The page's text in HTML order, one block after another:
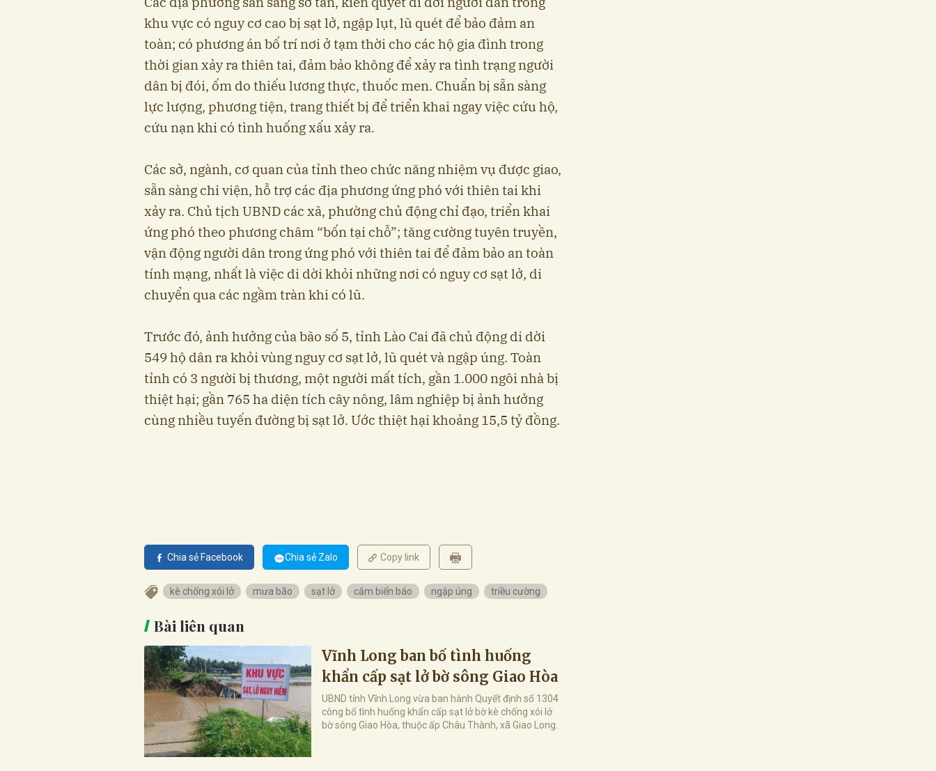
khu vực có nguy cơ cao bị sạt lở, ngập lụt, lũ quét để bảo đảm an
toàn; có phương án bố trí nơi ở tạm thời cho các hộ gia đình trong
thời gian xảy ra thiên tai, đảm bảo không để xảy ra tình trạng người
dân bị đói, ốm do thiếu lương thực, thuốc men. Chuẩn bị sẵn sàng
lực lượng, phương tiện, trang thiết bị để triển khai ngay việc cứu hộ,
cứu nạn khi có tình huống xấu xảy ra.
Các sở, ngành, cơ quan của tỉnh theo chức năng nhiệm vụ được giao,
sẵn sàng chi viện, hỗ trợ các địa phương ứng phó với thiên tai khi
xảy ra. Chủ tịch UBND các xã, phường chủ động chỉ đạo, triển khai
ứng phó theo phương châm “bốn tại chỗ”; tăng cường tuyên truyền,
vận động người dân trong ứng phó với thiên tai để đảm bảo an toàn
tính mạng, nhất là việc di dời khỏi những nơi có nguy cơ sạt lở, di
chuyển qua các ngầm tràn khi có lũ.
Trước đó, ảnh hưởng của bão số 5, tỉnh Lào Cai đã chủ động di dời
549 hộ dân ra khỏi vùng nguy cơ sạt lở, lũ quét và ngập úng. Toàn
tỉnh có 3 người bị thương, một người mất tích, gần 1.000 ngôi nhà bị
thiệt hại; gần 765 ha diện tích cây nông, lâm nghiệp bị ảnh hưởng
cùng nhiều tuyến đường bị sạt lở. Ước thiệt hại khoảng 15,5 tỷ đồng.
Chia sẻ Facebook Chia sẻ Zalo Copy link
kè chống xói lở mưa bão sạt lở cắm biển báo ngập úng triều cường
Bài liên quan
Vĩnh Long ban bố tình huống
khẩn cấp sạt lở bờ sông Giao Hòa
UBND tỉnh Vĩnh Long vừa ban hành Quyết định số 1304
công bố tình huống khẩn cấp sạt lở bờ kè chống xói lở
bờ sông Giao Hòa, thuộc ấp Châu Thành, xã Giao Long.